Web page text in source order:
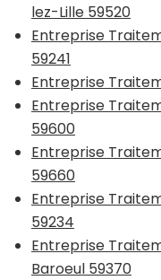
lez-Lille 59520
Entreprise
59241
Entreprise
Entreprise
59600
Entreprise
59660
Entreprise
59234
Entreprise
Baroeul 59370